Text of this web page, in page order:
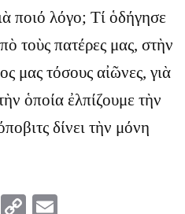
ποιό λόγο; Τί ὁδήγησε
τοὺς πατέρες μας, στὴν
μας τόσους αἰῶνες, γιὰ
ὁποία ἐλπίζουμε τὴν
δίνει τὴν μόνη
CopyEmail